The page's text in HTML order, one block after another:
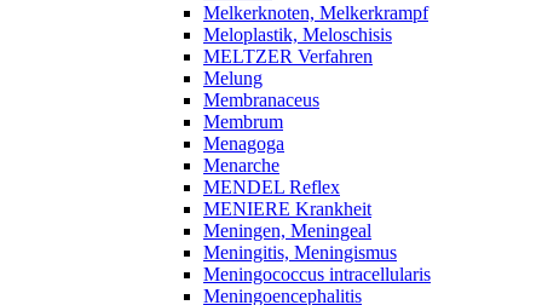
Melkerknoten, Melkerkrampf
Meloplastik, Meloschisis
MELTZER Verfahren
Melung
Membranaceus
Membrum
Menagoga
Menarche
MENDEL Reflex
MENIERE Krankheit
Meningen, Meningeal
Meningitis, Meningismus
Meningococcus intracellularis
Meningoencephalitis